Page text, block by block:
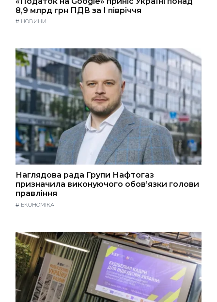
8,9 млрд грн ПДВ за І півріччя
# НОВИНИ
Наглядова рада Групи Нафтогаз
призначила виконуючого обов’язки голови
правління
# ЕКОНОМІКА